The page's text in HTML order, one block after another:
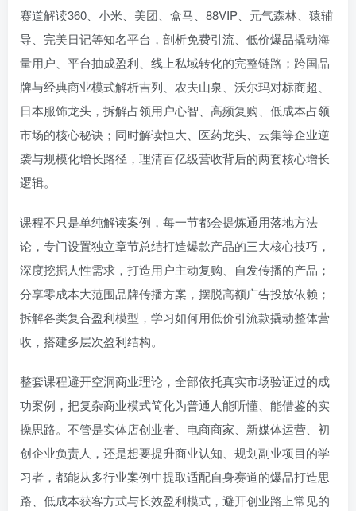
赛道解读360、小米、美团、盒马、88VIP、元气森林、猿辅
导、完美日记等知名平台，剖析免费引流、低价爆品撬动海
量用户、平台抽成盈利、线上私域转化的完整链路；跨国品
牌与经典商业模式解析吉列、农夫山泉、沃尔玛对标商超、
日本服饰龙头，拆解占领用户心智、高频复购、低成本占领
市场的核心秘诀；同时解读恒大、医药龙头、云集等企业逆
袭与规模化增长路径，理清百亿级营收背后的两套核心增长
逻辑。
课程不只是单纯解读案例，每一节都会提炼通用落地方法
论，专门设置独立章节总结打造爆款产品的三大核心技巧，
深度挖掘人性需求，打造用户主动复购、自发传播的产品；
分享零成本大范围品牌传播方案，摆脱高额广告投放依赖；
拆解各类复合盈利模型，学习如何用低价引流款撬动整体营
收，搭建多层次盈利结构。
整套课程避开空洞商业理论，全部依托真实市场验证过的成
功案例，把复杂商业模式简化为普通人能听懂、能借鉴的实
操思路。不管是实体店创业者、电商商家、新媒体运营、初
创企业负责人，还是想要提升商业认知、规划副业项目的学
习者，都能从多行业案例中提取适配自身赛道的爆品打造思
路、低成本获客方式与长效盈利模式，避开创业路上常见的